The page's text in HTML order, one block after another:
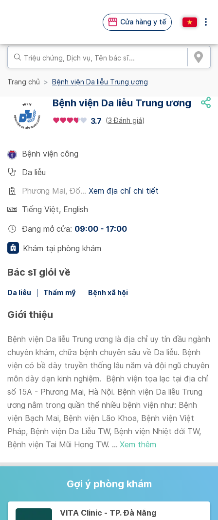
Cửa hàng y tế
Trang chủ Bệnh viện Da liễu Trung ương
Bệnh viện Da liễu Trung ương
3.7 (3 Đánh giá)
Bệnh viện công
Da liễu
Phương Mai, Đố... Xem địa chỉ chi tiết
Tiếng Việt, English
Đang mở cửa: 09:00 - 17:00
Khám tại phòng khám
Bác sĩ giỏi về
Da liễu Thẩm mỹ Bệnh xã hội
Giới thiệu
Bệnh viện Da liễu Trung ương là địa chỉ uy tín đầu ngành
chuyên khám, chữa bệnh chuyên sâu về Da liễu. Bệnh
viện có bề dày truyền thống lâu năm và đội ngũ chuyên
môn dày dạn kinh nghiệm. Bệnh viện tọa lạc tại địa chỉ
số 15A - Phương Mai, Hà Nội. Bệnh viện Da liễu Trung
ương nằm trong quần thể nhiều bệnh viện như: Bệnh
viện Bạch Mai, Bệnh viện Lão Khoa, Bệnh viện Việt
Pháp, Bệnh viện Da Liễu TW, Bệnh viện Nhiệt đới TW,
Bệnh viện Tai Mũi Họng TW. ... Xem thêm
Gợi ý phòng khám
VITA Clinic - TP. Đà Nẵng